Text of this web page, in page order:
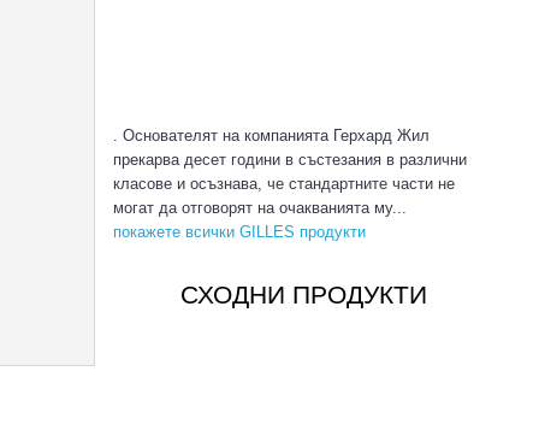
. Основателят на компанията Герхард Жил
прекарва десет години в състезания в различни
класове и осъзнава, че стандартните части не
могат да отговорят на очакванията му...
покажете всички GILLES продукти
СХОДНИ ПРОДУКТИ